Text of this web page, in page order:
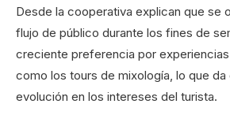
Desde la cooperativa explican que se
flujo de público durante los fines de
creciente preferencia por
como los tours de mixología, lo que da
evolución en los intereses del turista.